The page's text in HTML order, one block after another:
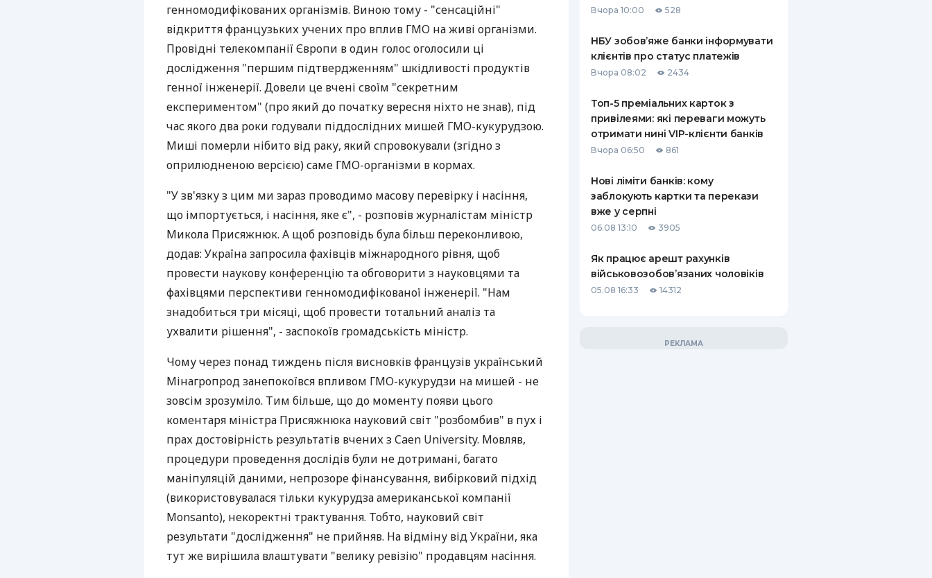
КАРТОК
ЩОМІСЯЧНИЙ ОГЛЯД
КЕШБЕКУ
ПУТІВНИКИ ПО
СТРАХУВАННЮ
ВСІ СТРАХОВІ ПОЛІСИ
ВІДГУКИ ПРО СТРАХОВІ
КОМПАНІЇ
КОНТАКТИ
генномодифікованих організмів. Виною тому - "сенсаційні"
відкриття французьких учених про вплив ГМО на живі організми.
Провідні телекомпанії Європи в один голос оголосили ці
дослідження "першим підтвердженням" шкідливості продуктів
генної інженерії. Довели це вчені своїм "секретним
експериментом" (про який до початку вересня ніхто не знав), під
час якого два роки годували піддослідних мишей ГМО-кукурудзою.
Миші померли нібито від раку, який спровокували (згідно з
оприлюдненою версією) саме ГМО-організми в кормах.
"У зв'язку з цим ми зараз проводимо масову перевірку і насіння,
що імпортується, і насіння, яке є", - розповів журналістам міністр
Микола Присяжнюк. А щоб розповідь була більш переконливою,
додав: Україна запросила фахівців міжнародного рівня, щоб
провести наукову конференцію та обговорити з науковцями та
фахівцями перспективи генномодифікованої інженерії. "Нам
знадобиться три місяці, щоб провести тотальний аналіз та
ухвалити рішення", - заспокоїв громадськість міністр.
Чому через понад тиждень після висновків французів український
Мінагропрод занепокоївся впливом ГМО-кукурудзи на мишей - не
зовсім зрозуміло. Тим більше, що до моменту появи цього
коментаря міністра Присяжнюка науковий світ "розбомбив" в пух і
прах достовірність результатів вчених з Caen University. Мовляв,
процедури проведення дослідів були не дотримані, багато
маніпуляцій даними, непрозоре фінансування, вибірковий підхід
(використовувалася тільки кукурудза американської компанії
Monsanto), некоректні трактування. Тобто, науковий світ
результати "дослідження" не прийняв. На відміну від України, яка
тут же вирішила влаштувати "велику ревізію" продавцям насіння.
Вчора 10:00 528
НБУ зобов’яже банки інформувати
клієнтів про статус платежів
Вчора 08:02 2434
Топ-5 преміальних карток з
привілеями: які переваги можуть
отримати нині VIP-клієнти банків
Вчора 06:50 861
Нові ліміти банків: кому
заблокують картки та перекази
вже у серпні
06.08 13:10 3905
Як працює арешт рахунків
військовозобов’язаних чоловіків
05.08 16:33 14312